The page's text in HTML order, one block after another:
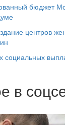
бюджет
центров
социальных
в